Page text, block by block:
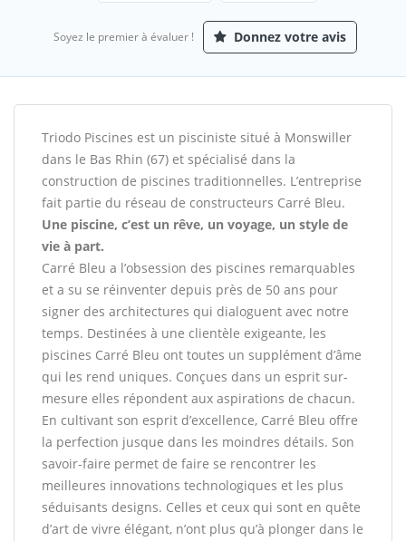
Soyez le premier à évaluer ! Donnez votre avis
Triodo Piscines est un pisciniste situé à Monswiller
dans le Bas Rhin (67) et spécialisé dans la
construction de piscines traditionnelles. L’entreprise
fait partie du réseau de constructeurs Carré Bleu.
Une piscine, c’est un rêve, un voyage, un style de
vie à part.
Carré Bleu a l’obsession des piscines remarquables
et a su se réinventer depuis près de 50 ans pour
signer des architectures qui dialoguent avec notre
temps. Destinées à une clientèle exigeante, les
piscines Carré Bleu ont toutes un supplément d’âme
qui les rend uniques. Conçues dans un esprit sur-
mesure elles répondent aux aspirations de chacun.
En cultivant son esprit d’excellence, Carré Bleu offre
la perfection jusque dans les moindres détails. Son
savoir-faire permet de faire se rencontrer les
meilleures innovations technologiques et les plus
séduisants designs. Celles et ceux qui sont en quête
d’art de vivre élégant, n’ont plus qu’à plonger dans le